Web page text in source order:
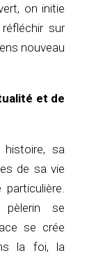
on initie
sur
nouveau
et de
sa
de sa vie
se
se crée
la foi, la